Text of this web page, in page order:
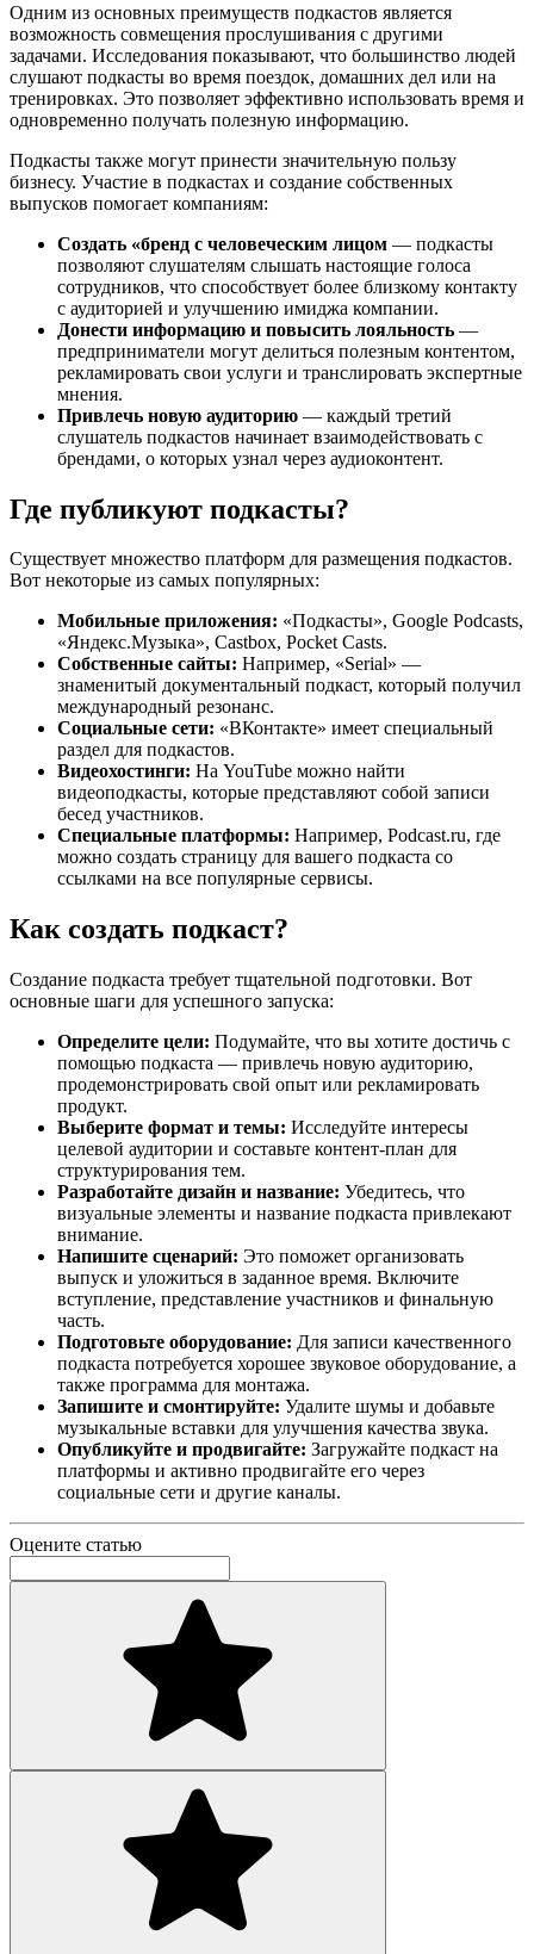
Одним из основных преимуществ подкастов является
возможность совмещения прослушивания с другими
задачами. Исследования показывают, что большинство людей
слушают подкасты во время поездок, домашних дел или на
тренировках. Это позволяет эффективно использовать время и
одновременно получать полезную информацию.
Подкасты также могут принести значительную пользу
бизнесу. Участие в подкастах и создание собственных
выпусков помогает компаниям:
Создать «бренд с человеческим лицом — подкасты
позволяют слушателям слышать настоящие голоса
сотрудников, что способствует более близкому контакту
с аудиторией и улучшению имиджа компании.
Донести информацию и повысить лояльность —
предприниматели могут делиться полезным контентом,
рекламировать свои услуги и транслировать экспертные
мнения.
Привлечь новую аудиторию — каждый третий
слушатель подкастов начинает взаимодействовать с
брендами, о которых узнал через аудиоконтент.
Где публикуют подкасты?
Существует множество платформ для размещения подкастов.
Вот некоторые из самых популярных:
Мобильные приложения: «Подкасты», Google Podcasts,
«Яндекс.Музыка», Castbox, Pocket Casts.
Собственные сайты: Например, «Serial» —
знаменитый документальный подкаст, который получил
международный резонанс.
Социальные сети: «ВКонтакте» имеет специальный
раздел для подкастов.
Видеохостинги: На YouTube можно найти
видеоподкасты, которые представляют собой записи
бесед участников.
Специальные платформы: Например, Podcast.ru, где
можно создать страницу для вашего подкаста со
ссылками на все популярные сервисы.
Как создать подкаст?
Создание подкаста требует тщательной подготовки. Вот
основные шаги для успешного запуска:
Определите цели: Подумайте, что вы хотите достичь с
помощью подкаста — привлечь новую аудиторию,
продемонстрировать свой опыт или рекламировать
продукт.
Выберите формат и темы: Исследуйте интересы
целевой аудитории и составьте контент-план для
структурирования тем.
Разработайте дизайн и название: Убедитесь, что
визуальные элементы и название подкаста привлекают
внимание.
Напишите сценарий: Это поможет организовать
выпуск и уложиться в заданное время. Включите
вступление, представление участников и финальную
часть.
Подготовьте оборудование: Для записи качественного
подкаста потребуется хорошее звуковое оборудование, а
также программа для монтажа.
Запишите и смонтируйте: Удалите шумы и добавьте
музыкальные вставки для улучшения качества звука.
Опубликуйте и продвигайте: Загружайте подкаст на
платформы и активно продвигайте его через
социальные сети и другие каналы.
Оцените статью